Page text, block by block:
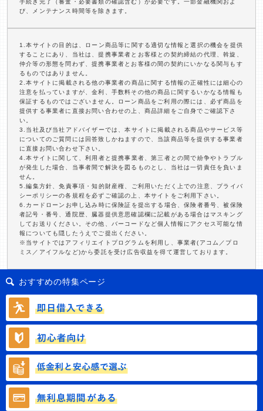
手続き完了（審査・必要書類の確認含む）が必要です。一部金融機関およ
び、メンテナンス時間等を除きます。
1.本サイトの目的は、ローン商品等に関する適切な情報と選択の機会を提供
することにあり、当社は、提携事業者とお客様との契約締結の代理、斡旋、
仲介等の形態を問わず、提携事業者とお客様の間の契約にいかなる関与もす
るものではありません。
2.本サイトに掲載される他の事業者の商品に関する情報の正確性には細心の
注意を払っていますが、金利、手数料その他の商品に関するいかなる情報も
保証するものではございません。ローン商品をご利用の際には、必ず商品を
提供する事業者に直接お問い合わせの上、商品詳細をご自身でご確認下さ
い。
3.当社及び当社アドバイザーでは、本サイトに掲載される商品やサービス等
についてのご質問には回答致しかねますので、当該商品等を提供する事業者
に直接お問い合わせ下さい。
4.本サイトに関して、利用者と提携事業者、第三者との間で紛争やトラブル
が発生した場合、当事者間で解決を図るものとし、当社は一切責任を負いま
せん。
5.編集方針、免責事項・知的財産権、ご利用いただく上での注意、プライバ
シーポリシーの各規程を必ずご確認の上、本サイトをご利用下さい。
6.カードローンお申し込み時に保険証を提出する場合、保険者番号、被保険
者記号・番号、通院歴、臓器提供意思確認欄に記載がある場合はマスキング
してお送りください。その他、バーコードなど個人情報にアクセス可能な情
報についても隠したうえでご提出ください。
※当サイトではアフィリエイトプログラムを利用し、事業者(アコム／プロ
ミス／アイフルなど)から委託を受け広告収益を得て運営しております。
おすすめの特集ページ